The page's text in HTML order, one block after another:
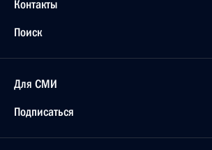
Контакты
Поиск
Для СМИ
Подписаться